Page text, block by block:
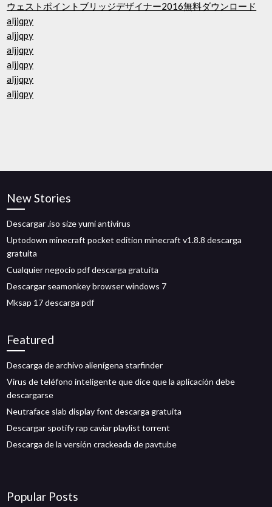
ウェストポイントブリッジデザイナー2016無料ダウンロード
aljjqpy
aljjqpy
aljjqpy
aljjqpy
aljjqpy
aljjqpy
New Stories
Descargar .iso size yumi antivirus
Uptodown minecraft pocket edition minecraft v1.8.8 descarga
gratuita
Cualquier negocio pdf descarga gratuita
Descargar seamonkey browser windows 7
Mksap 17 descarga pdf
Featured
Descarga de archivo alienígena starfinder
Virus de teléfono inteligente que dice que la aplicación debe
descargarse
Neutraface slab display font descarga gratuita
Descargar spotify rap caviar playlist torrent
Descarga de la versión crackeada de pavtube
Popular Posts